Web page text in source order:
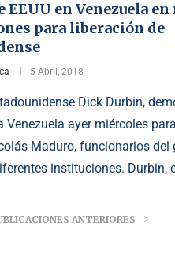
EEUU en Venezuela
para liberación de
5 Abril, 2018
Dick Durbin,
Venezuela ayer miércoles
Maduro, funcionarios del
instituciones. Durbin,
ANTERIORES